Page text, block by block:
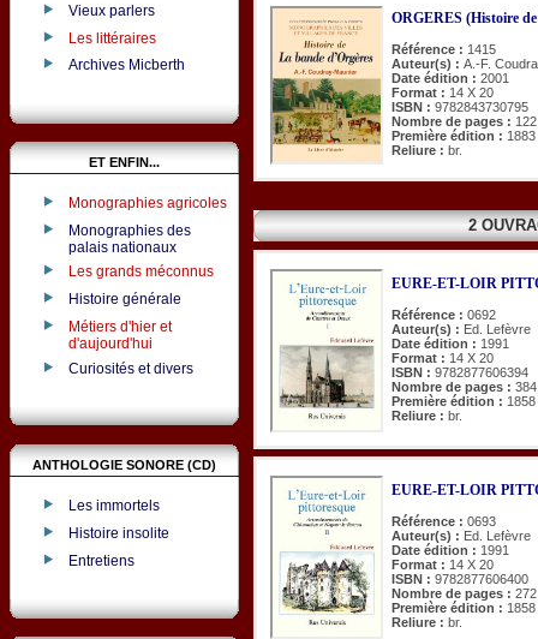
Vieux parlers
Les littéraires
Archives Micberth
ET ENFIN...
Monographies agricoles
Monographies des
palais nationaux
Les grands méconnus
Histoire générale
Métiers d'hier et
d'aujourd'hui
Curiosités et divers
ANTHOLOGIE SONORE (CD)
Les immortels
Histoire insolite
Entretiens
ORGERES (Histoire
Référence : 1415
Auteur(s) : A.-F.
Date édition : 2001
Format : 14 X 20
ISBN : 9782843730795
Nombre de pages : 122
Première édition : 1883
Reliure : br.
2
EURE-ET-LOIR
Référence : 0692
Auteur(s) : Ed. Lefèvre
Date édition : 1991
Format : 14 X 20
ISBN : 9782877606394
Nombre de pages : 384
Première édition : 1858
Reliure : br.
EURE-ET-LOIR
Référence : 0693
Auteur(s) : Ed. Lefèvre
Date édition : 1991
Format : 14 X 20
ISBN : 9782877606400
Nombre de pages : 272
Première édition : 1858
Reliure : br.